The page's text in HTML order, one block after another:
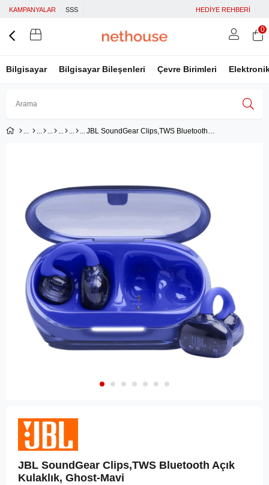
KAMPANYALAR SSS HEDİYE REHBERİ
Bilgisayar Bilgisayar Bileşenleri Çevre Birimleri
Facebook İle Bağlan
0
JBL SoundGear Clips,TWS Bluetooth Açık Kulaklık, Ghost-Mavi
JBL SoundGear Clips,TWS Bluetooth Açık
Kulaklık, Ghost-Mavi